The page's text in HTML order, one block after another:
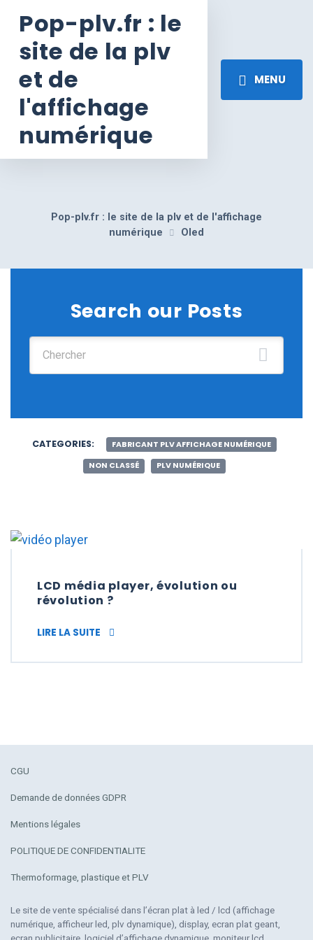
Pop-plv.fr : le
site de la plv
et de
l'affichage
numérique
MENU
Pop-plv.fr : le site de la plv et de l'affichage
numérique
Oled
Search our Posts
CATEGORIES: FABRICANT PLV AFFICHAGE NUMÉRIQUE
NON CLASSÉ PLV NUMÉRIQUE
LCD média player, évolution ou
révolution ?
LIRE LA SUITE LCD MÉDIA PLAYER, ÉVOLUTION OU
CGU
Demande de données GDPR
Mentions légales
POLITIQUE DE CONFIDENTIALITE
Thermoformage, plastique et PLV
Le site de vente spécialisé dans l’écran plat à led / lcd (affichage
numérique, afficheur led, plv dynamique), display, ecran plat geant,